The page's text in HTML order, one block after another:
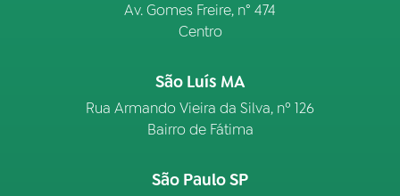
Av. Gomes Freire, n° 474
Centro
São Luís MA
Rua Armando Vieira da Silva, nº 126
Bairro de Fátima
São Paulo SP